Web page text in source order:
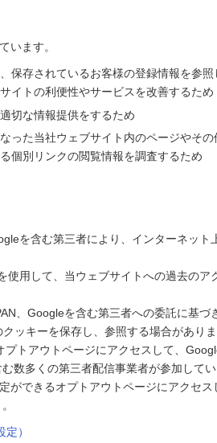
います。
保存されているお客様の登録情報を参照
イトの利便性やサービスを改善するため
切な情報提供をするため
った当社ウェブサイト内のページやそ
個別リンクの閲覧情報を調査するため
を含む第三者により、インターネット
使用して、当ウェブサイトへの過去のア
、Googleを含む第三者への委託に基づ
ッキーを保存し、参照する場合がありま
トアウトページにアクセスして、
数多くの第三者配信事業者が参加して
ができるオプトアウトページにアクセス
）